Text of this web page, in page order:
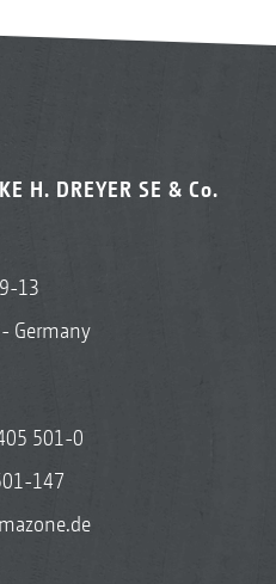
H. DREYER SE & Co.
13
Germany
501-0
147